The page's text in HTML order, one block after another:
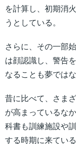
を計算し、初期消
うとしている。
さらに、その一部
は顔認識し、警告
なることも夢ではな
昔に比べて、さま
が高まっているな
科書も訓練施設や
する時期に来てい